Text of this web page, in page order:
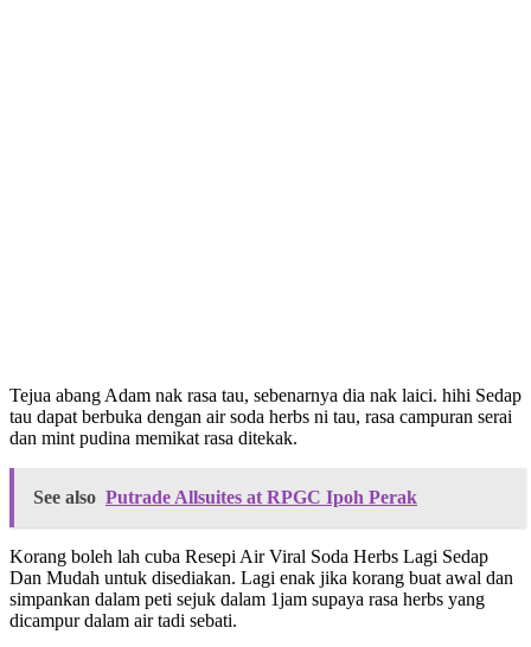
Tejua abang Adam nak rasa tau, sebenarnya dia nak laici. hihi Sedap
tau dapat berbuka dengan air soda herbs ni tau, rasa campuran serai
dan mint pudina memikat rasa ditekak.
See also Putrade Allsuites at RPGC Ipoh Perak
Korang boleh lah cuba Resepi Air Viral Soda Herbs Lagi Sedap
Dan Mudah untuk disediakan. Lagi enak jika korang buat awal dan
simpankan dalam peti sejuk dalam 1jam supaya rasa herbs yang
dicampur dalam air tadi sebati.